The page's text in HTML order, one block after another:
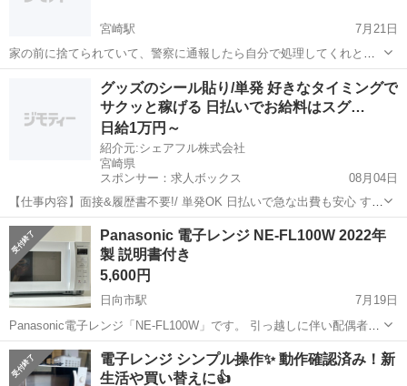
宮崎駅
7月21日
家の前に捨てられていて、警察に通報したら自分で処理してくれと言
われたものです。 使用できるかどうか等わからないのでジャンク扱い
です。 部品取りなどで引き取ってくださる方などご連絡ください。
宮崎駅 キッチン家電 ジャンク
グッズのシール貼り/単発 好きなタイミングで
サクッと稼げる 日払いでお給料はスグ…
日給1万円～
紹介元:シェアフル株式会社
宮崎県
スポンサー：求人ボックス
08月04日
【仕事内容】面接&履歴書不要!/ 単発OK 日払いで急な出費も安心 すぐ
働けて、お給料もスグGET! お仕事内容の一例 ・アパレル商品の梱包
・おもちゃのラベル貼り ・グッズの仕分け ・お菓子のシール貼り ・
コスメの検品 …etc...
アルバイト・パート
Panasonic 電子レンジ NE-FL100W 2022年
製 説明書付き
5,600円
日向市駅
7月19日
Panasonic電子レンジ「NE-FL100W」です。 引っ越しに伴い配偶者の
電子レンジを使用することになりましたので、本製品を出品いたしま
す。 【使用期間】 使用期間は約4年です。 2022年製と比較的新しく、
これから...
宮崎 日向市 日向市駅 キッチン家電
電子レンジ シンプル操作✨ 動作確認済み！新
生活や買い替えに👍